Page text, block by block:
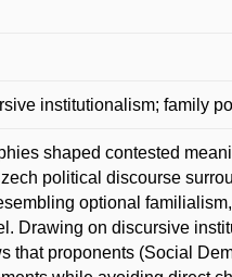
institutionalism; family
shaped contested
political discourse
optional
Drawing on discursive
that proponents (Social